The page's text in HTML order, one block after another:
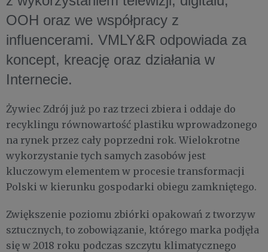
OOH oraz we współpracy z
influencerami. VMLY&R odpowiada za
koncept, kreację oraz działania w
Internecie.
Żywiec Zdrój już po raz trzeci zbiera i oddaje do
recyklingu równowartość plastiku wprowadzonego
na rynek przez cały poprzedni rok. Wielokrotne
wykorzystanie tych samych zasobów jest
kluczowym elementem w procesie transformacji
Polski w kierunku gospodarki obiegu zamkniętego.
Zwiększenie poziomu zbiórki opakowań z tworzyw
sztucznych, to zobowiązanie, którego marka podjęła
się w 2018 roku podczas szczytu klimatycznego